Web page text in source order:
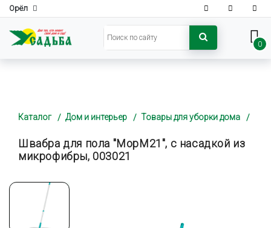
Орёл
0
Каталог Дом и интерьер Товары для уборки дома
Швабра для пола "MopM21", с насадкой из
микрофибры, 003021